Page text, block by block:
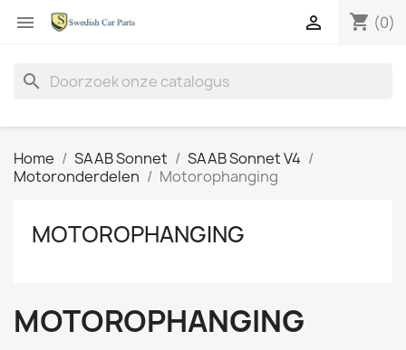
 shopping_cart (0)

search
Home SAAB Sonnet
SAAB Sonnet V4
Motoronderdelen
Motorophanging
MOTOROPHANGING
MOTOROPHANGING